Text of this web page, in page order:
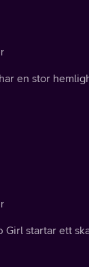
en stor
Girl startar ett